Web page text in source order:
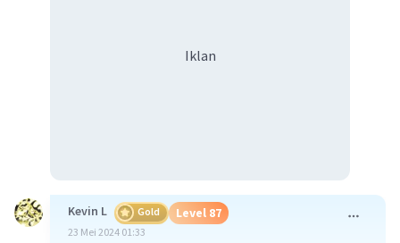
Iklan
Kevin L Gold Level 87
23 Mei 2024 01:33